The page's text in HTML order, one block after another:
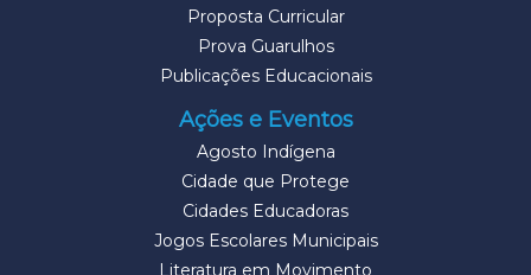
Proposta Curricular
Prova Guarulhos
Publicações Educacionais
Ações e Eventos
Agosto Indígena
Cidade que Protege
Cidades Educadoras
Jogos Escolares Municipais